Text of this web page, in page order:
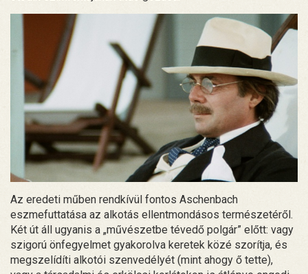
Az eredeti műben rendkívül fontos Aschenbach
eszmefuttatása az alkotás ellentmondásos természetéről.
Két út áll ugyanis a „művészetbe tévedő polgár” előtt: vagy
szigorú önfegyelmet gyakorolva keretek közé szorítja, és
megszelídíti alkotói szenvedélyét (mint ahogy ő tette),